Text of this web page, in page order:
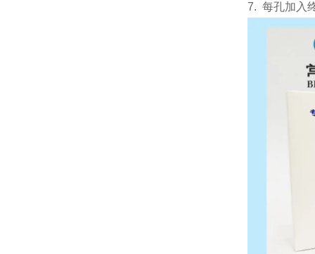
7. 每孔加入